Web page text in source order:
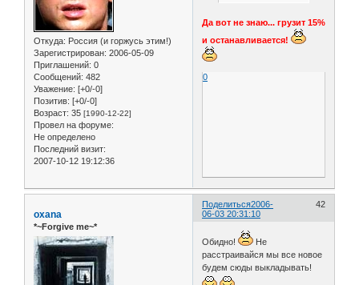
Откуда: Россия (и горжусь этим!)
Зарегистрирован: 2006-05-09
Приглашений: 0
Сообщений: 482
Уважение: [+0/-0]
Позитив: [+0/-0]
Возраст: 35 [1990-12-22]
Провел на форуме:
Не определено
Последний визит:
2007-10-12 19:12:36
Да вот не знаю... грузит 15%
и останавливается!
0
Поделиться 42
2006-
06-03 20:31:10
oxana
*~Forgive me~*
Обидно!
Не
расстраивайся мы все новое
будем сюды выкладывать!